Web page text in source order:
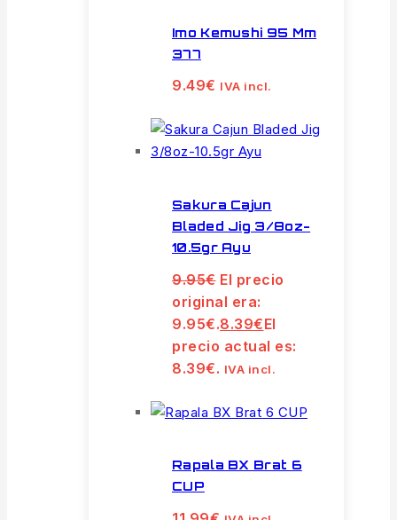
Imo Kemushi 95 Mm
377
9.49€ IVA incl.
Sakura Cajun
Bladed Jig 3/8oz-
10.5gr Ayu
9.95€ El precio
original era:
9.95€.8.39€El
precio actual es:
8.39€. IVA incl.
Rapala BX Brat 6
CUP